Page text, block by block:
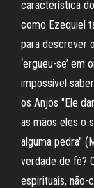
característica
como Ezequiel
para descrever
‘ergueu-se’ em
impossível
os Anjos "Ele
as mãos eles o
alguma pedra"
verdade de fé?
espirituais, não-